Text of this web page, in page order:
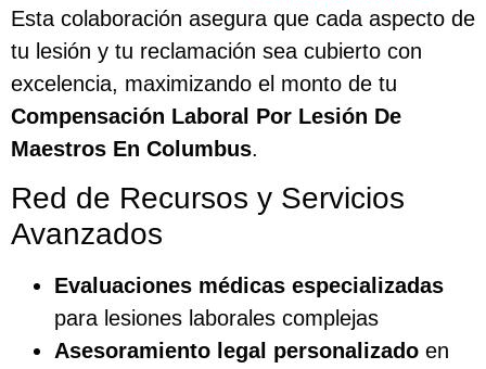
Esta colaboración asegura que cada aspecto de
tu lesión y tu reclamación sea cubierto con
excelencia, maximizando el monto de tu
Compensación Laboral Por Lesión De
Maestros En Columbus.
Red de Recursos y Servicios
Avanzados
Evaluaciones médicas especializadas
para lesiones laborales complejas
Asesoramiento legal personalizado en